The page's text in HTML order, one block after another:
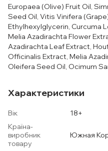
Europaea (Olive) Fruit Oil,
Seed Oil, Vitis Vinifera
Ethylhexylglycerin, Curcuma
Melia Azadirachta Flower
Azadirachta Leaf Extract,
Officinalis Extract, Melia
Oleifera Seed Oil, Ocimum
Характеристики
Вік
18+
Країна-
виробник
товару
Южная